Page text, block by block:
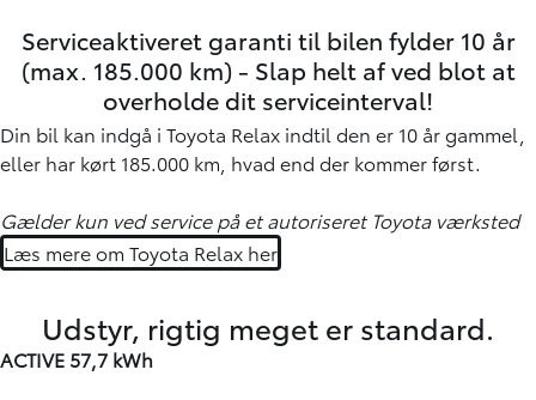
Serviceaktiveret garanti til bilen fylder 10 år
(max. 185.000 km) - Slap helt af ved blot at
overholde dit serviceinterval!
Din bil kan indgå i Toyota Relax indtil den er 10 år gammel,
eller har kørt 185.000 km, hvad end der kommer først.
Gælder kun ved service på et autoriseret Toyota værksted
Læs mere om Toyota Relax her
Udstyr, rigtig meget er standard.
ACTIVE 57,7 kWh